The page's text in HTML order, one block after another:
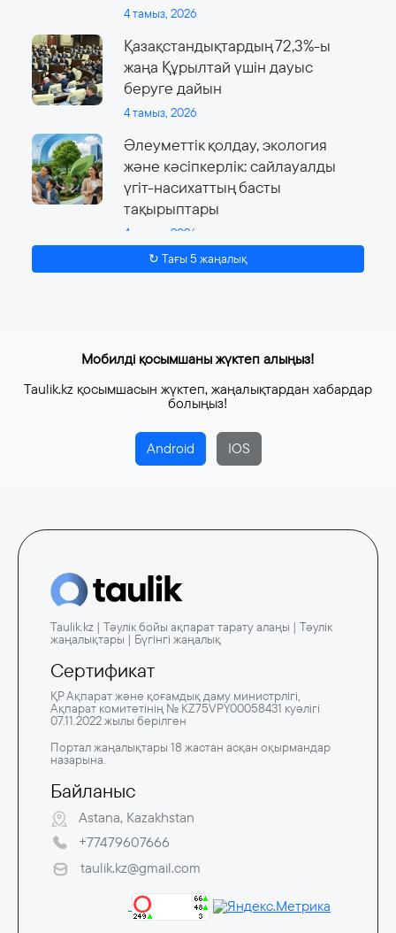
4 тамыз, 2026
Қазақстандықтардың 72,3%-ы
жаңа Құрылтай үшін дауыс
беруге дайын
4 тамыз, 2026
Әлеуметтік қолдау, экология
және кәсіпкерлік: сайлауалды
үгіт-насихаттың басты
тақырыптары
4 тамыз, 2026
↻ Тағы 5 жаңалық
Мобилді қосымшаны жүктеп алыңыз!
Taulik.kz қосымшасын жүктеп, жаңалықтардан хабардар
болыңыз!
Android IOS
Taulik.kz | Тәулік бойы ақпарат тарату алаңы | Тәулік
жаңалықтары | Бүгінгі жаңалық
Сертификат
ҚР Ақпарат және қоғамдық даму министрлігі,
Ақпарат комитетінің № KZ75VPY00058431 куәлігі
07.11.2022 жылы берілген
Портал жаңалықтары 18 жастан асқан оқырмандар
назарына.
Байланыс
Astana, Kazakhstan
+77479607666
taulik.kz@gmail.com